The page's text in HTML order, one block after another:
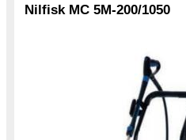
Nilfisk MC 5M-200/1050